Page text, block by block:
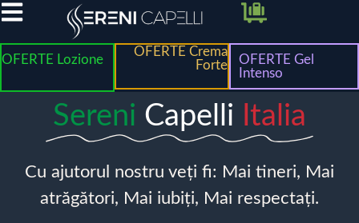
OFERTE Lozione
OFERTE Crema
Forte
OFERTE Gel
Intenso
Sereni Capelli Italia
Cu ajutorul nostru veți fi: Mai tineri, Mai
atrăgători, Mai iubiți, Mai respectați.